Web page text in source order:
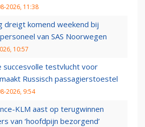
2026, 11:38
dreigt komend weekend bij
van SAS Noorwegen
10:57
succesvolle testvlucht voor
Russisch passagierstoestel
2026, 9:54
KLM aast op terugwinnen
van ‘hoofdpijn bezorgend’